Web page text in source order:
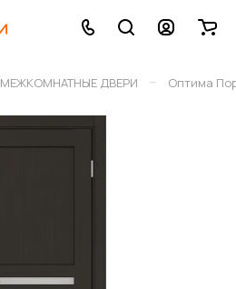
МЕЖКОМНАТНЫЕ ДВЕРИ – Оптима